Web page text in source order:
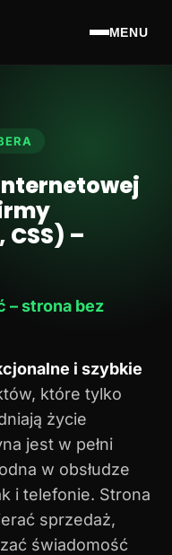
MENU
CSS) –
– strona bez
i szybkie
które tylko
życie
jest w pełni
w obsłudze
i telefonie. Strona
sprzedaż,
świadomość